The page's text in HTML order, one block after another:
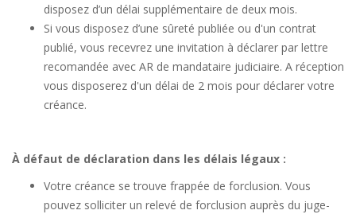
disposez d’un délai supplémentaire de deux mois.
Si vous disposez d’une sûreté publiée ou d'un contrat
publié, vous recevrez une invitation à déclarer par lettre
recomandée avec AR de mandataire judiciaire. A réception
vous disposerez d'un délai de 2 mois pour déclarer votre
créance.
À défaut de déclaration dans les délais légaux :
Votre créance se trouve frappée de forclusion. Vous
pouvez solliciter un relevé de forclusion auprès du juge-